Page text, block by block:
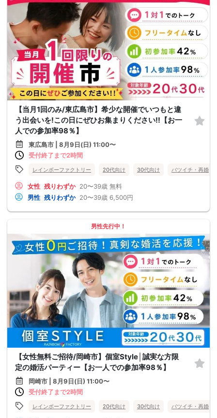
【当月1回のみ/東広島市】希少な開催でいつもと違
う出会いを!この日にぜひお集まりください!!【お一
人での参加率98％】
東広島市 | 8月9日(日) 11:00〜
受付終了まで2時間
レインボーファクトリー 20代向け 30代向け バツイチ・再婚
女性 残りわずか 20〜39歳 無料
男性 残りわずか 20〜39歳 6,500円
男性先行中！
【女性無料ご招待/岡崎市】個室Style│誠実な方限
定の婚活パーティー【お一人での参加率98％】
岡崎市 | 8月9日(日) 11:00〜
受付終了まで2時間
レインボーファクトリー 20代向け 30代向け バツイチ・再婚